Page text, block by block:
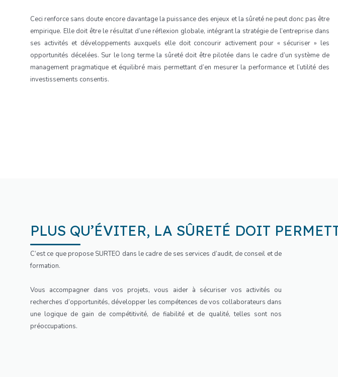
Ceci renforce sans doute encore davantage la puissance des enjeux et la sûreté ne peut donc pas être
empirique. Elle doit être le résultat d’une réflexion globale, intégrant la stratégie de l’entreprise dans
ses activités et développements auxquels elle doit concourir activement pour « sécuriser » les
opportunités décelées. Sur le long terme la sûreté doit être pilotée dans le cadre d’un système de
management pragmatique et équilibré mais permettant d’en mesurer la performance et l’utilité des
investissements consentis.
PLUS QU’ÉVITER, LA SÛRETÉ DOIT
C’est ce que propose SURTEO dans le cadre de ses services d’audit, de conseil et de
formation.
Vous accompagner dans vos projets, vous aider à sécuriser vos activités ou
recherches d’opportunités, développer les compétences de vos collaborateurs dans
une logique de gain de compétitivité, de fiabilité et de qualité, telles sont nos
préoccupations.